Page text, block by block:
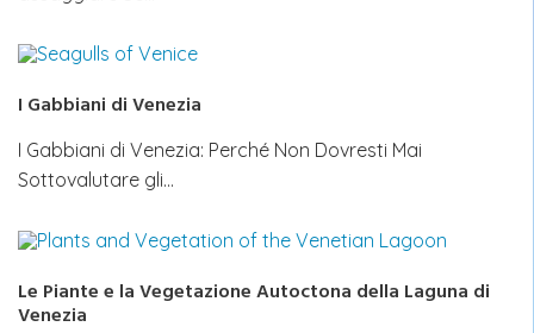
I Gabbiani di Venezia
I Gabbiani di Venezia: Perché Non Dovresti Mai
Sottovalutare gli…
Le Piante e la Vegetazione Autoctona della Laguna di
Venezia